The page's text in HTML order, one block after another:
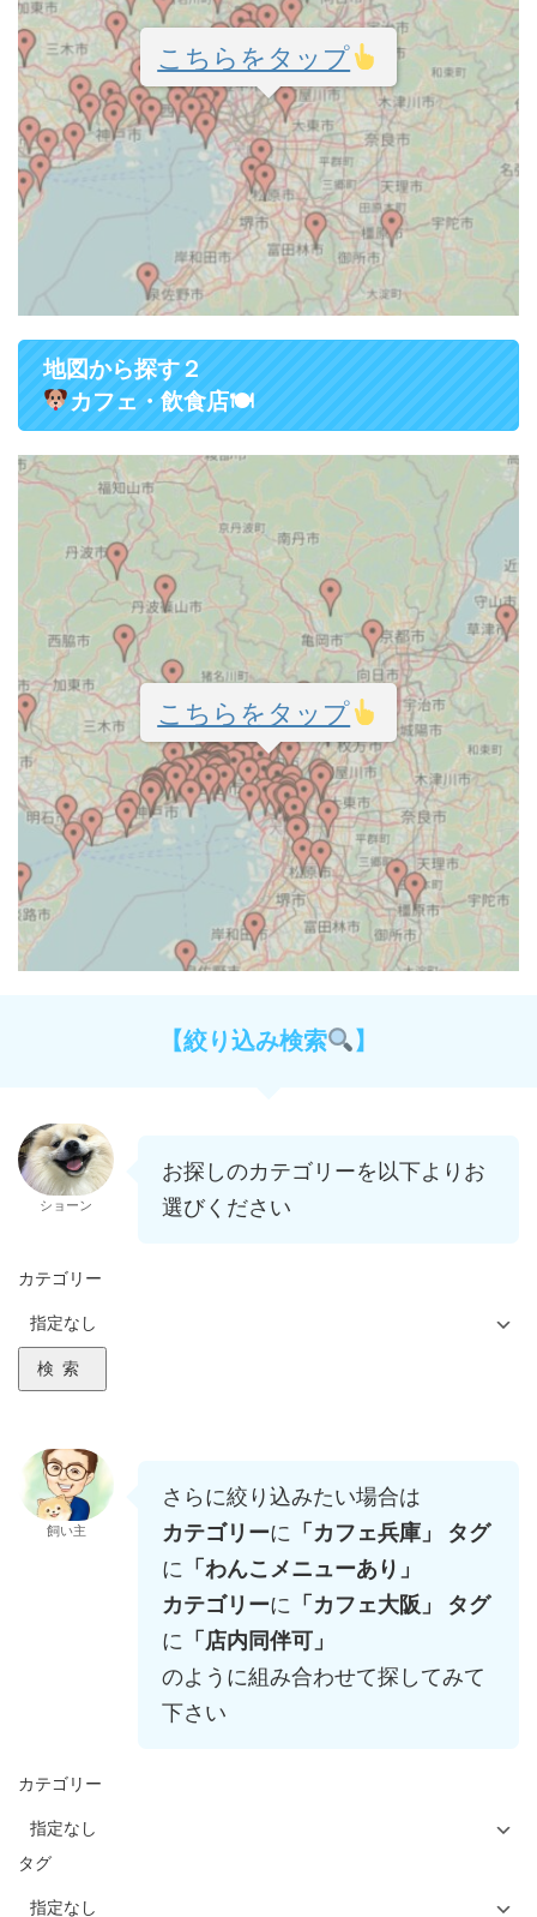
こちらをタップ
地図から探す２
カフェ・飲食店🍽
こちらをタップ
【絞り込み検索 】
ショーン
お探しのカテゴリーを以下よりお
選びください
カテゴリー
検索
飼い主
さらに絞り込みたい場合は
カテゴリーに 「カフェ兵庫」 タグ
に 「わんこメニューあり」
カテゴリーに 「カフェ大阪 」 タグ
に 「店内同伴可」
のように組み合わせて探してみて
下さい
カテゴリー
タグ